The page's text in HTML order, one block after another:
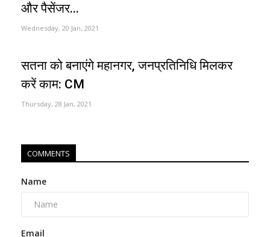
और पैसेंजर...
Wednesday, 20 Jan, 2021
सतना को बनाएंगे महानगर, जनप्रतिनिधि मिलकर
करें काम: CM
Thursday, 28 Jan, 2021
COMMENTS
Name
Email